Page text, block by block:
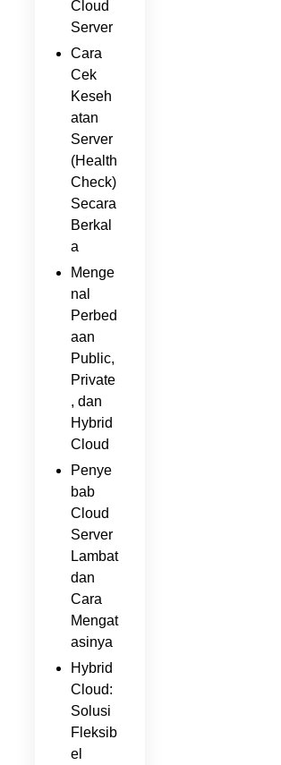
Cloud
Server
Cara
Cek
Keseh
atan
Server
(Health
Check)
Secara
Berkal
a
Menge
nal
Perbed
aan
Public,
Private
, dan
Hybrid
Cloud
Penye
bab
Cloud
Server
Lambat
dan
Cara
Mengat
asinya
Hybrid
Cloud:
Solusi
Fleksib
el